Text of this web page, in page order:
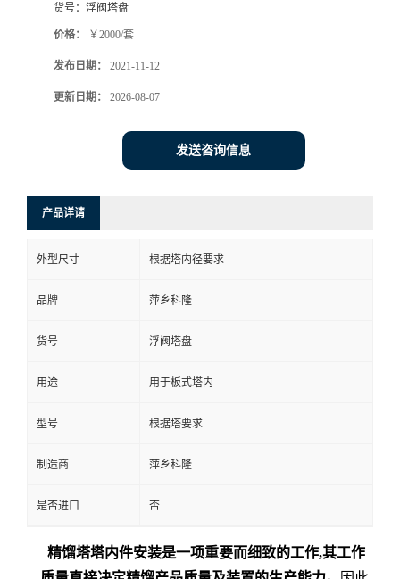
方
货号： 浮阀塔盘
价格： ￥2000/套
发布日期： 2021-11-12
更新日期： 2026-08-07
发送咨询信息
产品详请
外型尺寸 根据塔内径要求
品牌 萍乡科隆
货号 浮阀塔盘
用途 用于板式塔内
型号 根据塔要求
制造商 萍乡科隆
是否进口 否
精馏塔塔内件安装是一项重要而细致的工作,其工作